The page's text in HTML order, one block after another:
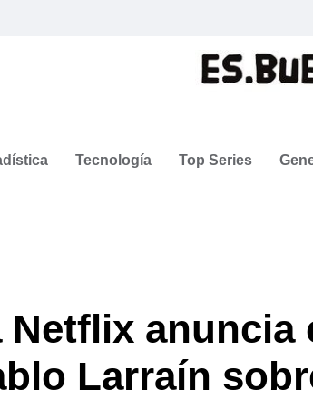
Tecnología Top Series
Netflix anuncia
Larraín